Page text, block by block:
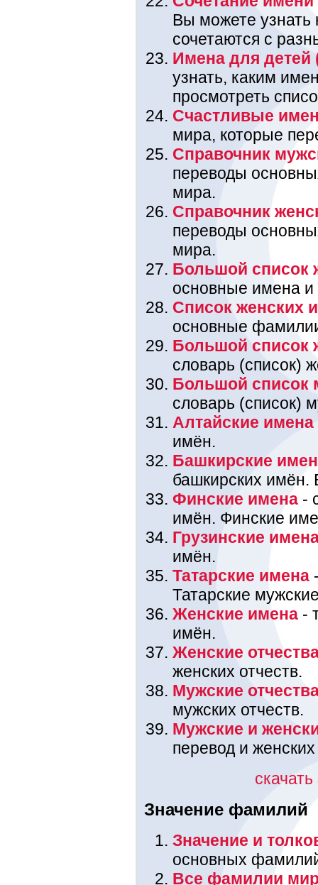
Вы можете узнать
сочетаются с
Имена для детей
узнать, каким
просмотреть
Счастливые
мира, которые
Справочник
переводы
мира.
Справочник
переводы
мира.
Большой список
основные имена
Список женских
основные
Большой список
словарь (список)
Большой список
словарь (список)
Алтайские имена
имён.
Башкирские
башкирских имён.
Финские имена -
имён. Финские
Грузинские
имён.
Татарские имена
Татарские
Женские имена -
имён.
Женские
женских отчеств.
Мужские
мужских отчеств.
Мужские и
перевод и
Значение фамилий
Значение и
основных
Все фамилии